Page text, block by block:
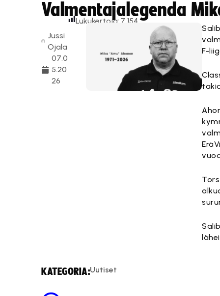
Valmentajalegenda
Jussi
Ojala
07.0
5.20
26
Lukukertoja: 7 154
F-
KATEGORIA:Uutiset